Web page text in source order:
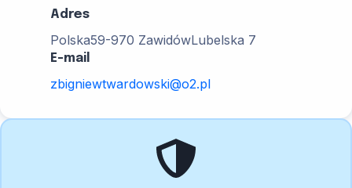
Adres
Polska59-970 ZawidówLubelska 7
E-mail
zbigniewtwardowski@o2.pl